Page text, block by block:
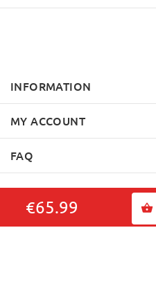
€65.99
INFORMATION
MY ACCOUNT
FAQ